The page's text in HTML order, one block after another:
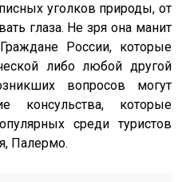
уголков природы, от
глаза. Не зря она манит
России, которые
либо любой другой
вопросов могут
консульства, которые
среди туристов
Палермо.